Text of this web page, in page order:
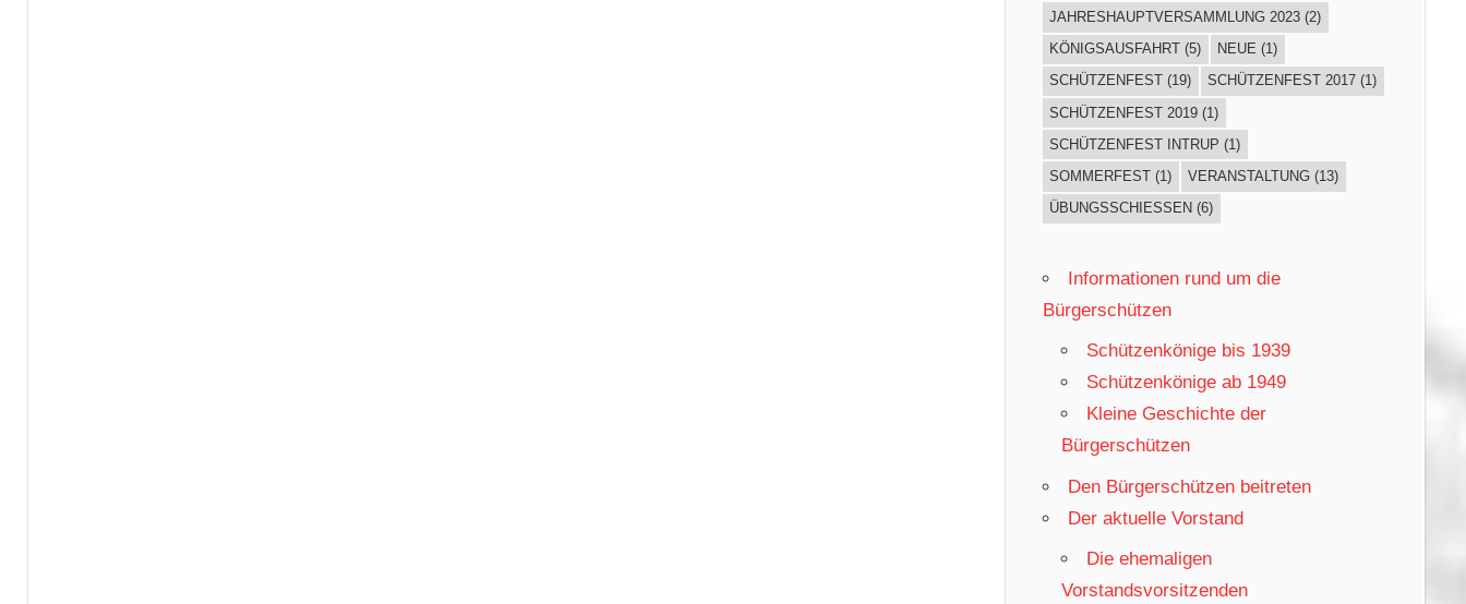
JAHRESHAUPTVERSAMMLUNG 2023 (2)
KÖNIGSAUSFAHRT (5) NEUE (1)
SCHÜTZENFEST (19) SCHÜTZENFEST 2017 (1)
SCHÜTZENFEST 2019 (1)
SCHÜTZENFEST INTRUP (1)
SOMMERFEST (1) VERANSTALTUNG (13)
ÜBUNGSSCHIESSEN
(6)
Informationen rund um die
Bürgerschützen
Schützenkönige bis 1939
Schützenkönige ab 1949
Kleine Geschichte der
Bürgerschützen
Den Bürgerschützen beitreten
Der aktuelle Vorstand
Die ehemaligen
Vorstandsvorsitzenden